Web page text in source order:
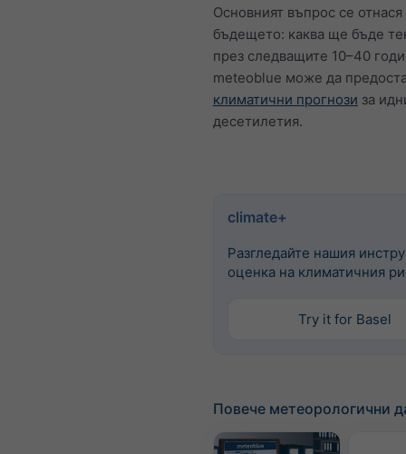
Основният въпрос се
бъдещето: каква ще бъде
през следващите 10–40
meteoblue може да
климатични прогнози за
десетилетия.
climate+
Разгледайте нашия
оценка на климатичния
Try it for Basel
Повече метеорологични